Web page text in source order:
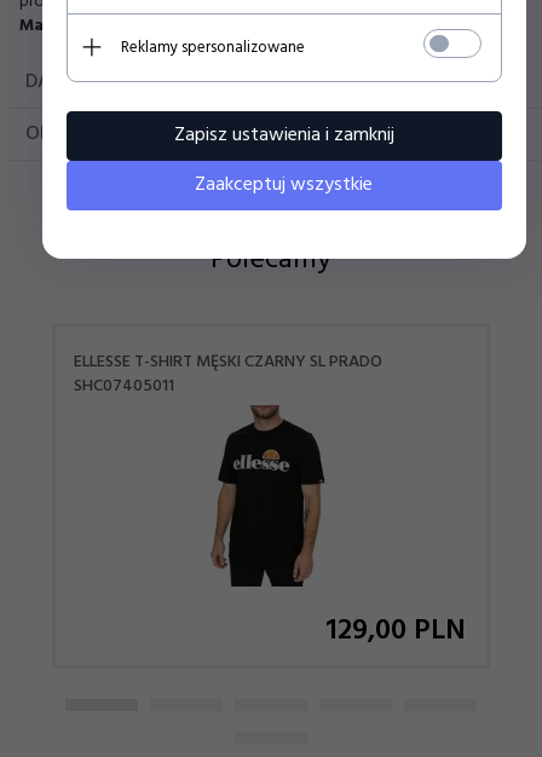
Materiał:
DANE TECHNICZNE
OPINIE KLIENTÓW
Polecamy
ELLESSE T-SHIRT MĘSKI CZARNY SL PRADO
SHC07405011
129,00 PLN
Reklamy spersonalizowane
Zapisz ustawienia i zamknij
Zaakceptuj wszystkie